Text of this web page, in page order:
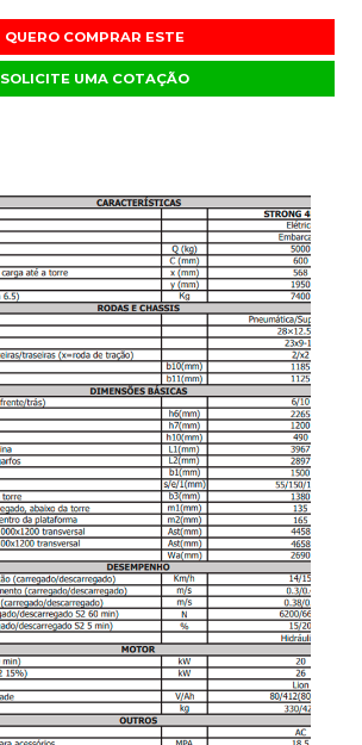
QUERO COMPRAR ESTE
SOLICITE UMA COTAÇÃO